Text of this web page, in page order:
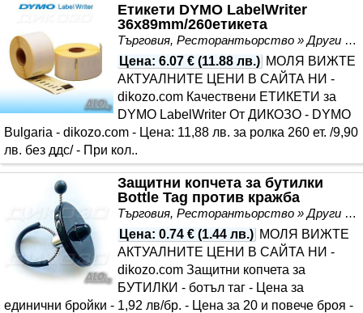
Етикети DYMO LabelWriter
36х89mm/260етикета
Търговия, Ресторантьорство » Други
Цена: 6.07 € (11.88 лв.) МОЛЯ ВИЖТЕ
АКТУАЛНИТЕ ЦЕНИ В САЙТА НИ -
dikozo.com Качествени ЕТИКЕТИ за
DYMO LabelWriter От ДИКОЗО - DYMO
Bulgaria - dikozo.com - Цена: 11,88 лв. за ролка 260 ет. /9,90
лв. без ддс/ - При кол..
Защитни копчета за бутилки
Bottle Tag против кражба
Търговия, Ресторантьорство » Други
Цена: 0.74 € (1.44 лв.) МОЛЯ ВИЖТЕ
АКТУАЛНИТЕ ЦЕНИ В САЙТА НИ -
dikozo.com Защитни копчета за
БУТИЛКИ - ботъл таг - Цена за
единични бройки - 1,92 лв/бр. - Цена за 20 и повече броя -